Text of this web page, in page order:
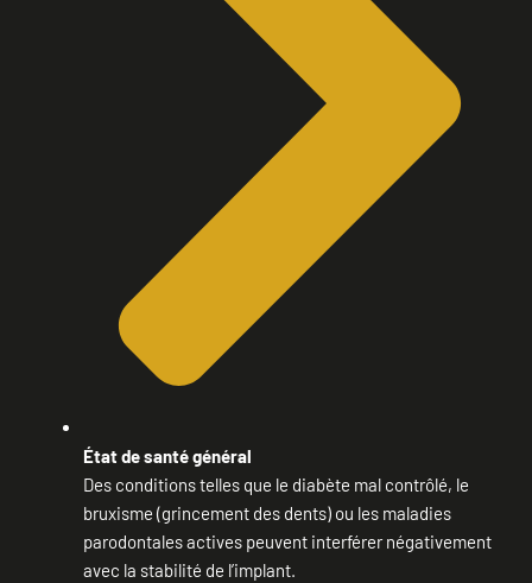
État de santé général
Des conditions telles que le diabète mal contrôlé, le
bruxisme (grincement des dents) ou les maladies
parodontales actives peuvent interférer négativement
avec la stabilité de l’implant.